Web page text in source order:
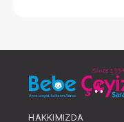
OLUNUZ
HAKKIMIZDA